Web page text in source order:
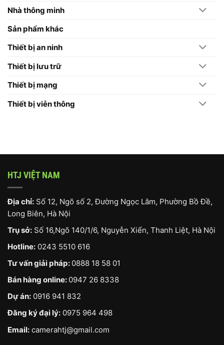
Chọn
Máy
Công
Hikvision
Nhà thông minh
Sản phẩm khác
Thiết bị an ninh
Thiết bị lưu trữ
Thiết bị mạng
Thiết bị viễn thông
HTJ VIỆT NAM
Địa chỉ: Số 12, Ngõ số 2, Đường Ngọc Lâm, Phường Bồ Đề,
Long Biên, Hà Nội
Trụ sở: Số 16,Ngõ 140/1/6, Nguyễn Xiển, Thanh Liệt, Hà Nội
Hotline: 0243 5510 616
Tư vấn giải pháp: 0888 18 58 01
Bán hàng online: 0947 26 8338
Dự án: 0916 941 832
Đăng ký đại lý: 0975 964 498
Email: camerahtj@gmail.com